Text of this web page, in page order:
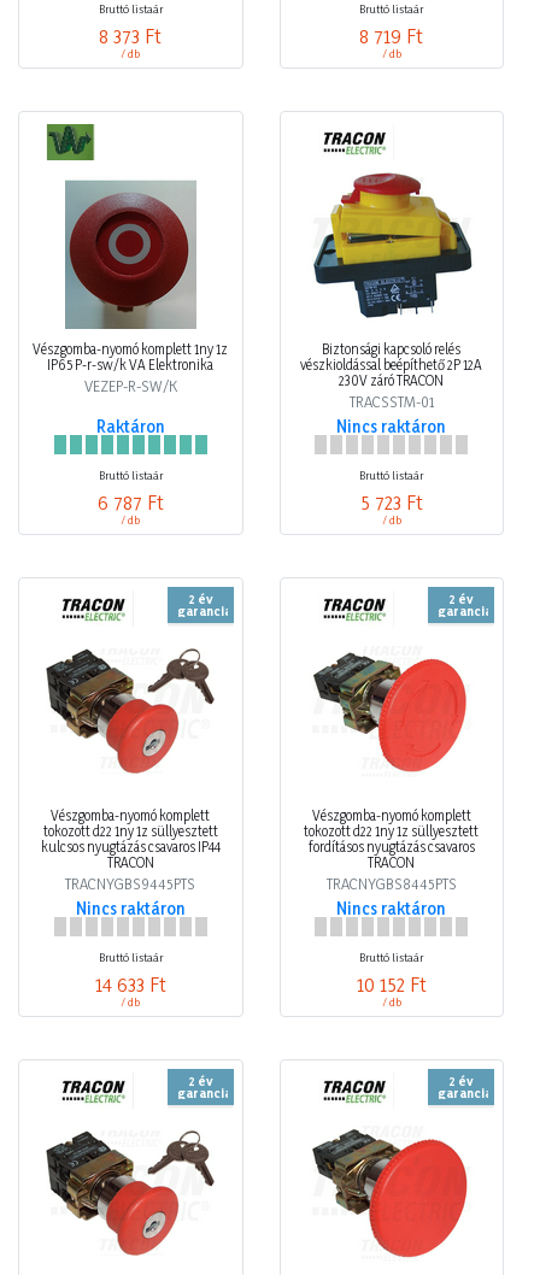
Bruttó listaár
8 373 Ft
/ db
Bruttó listaár
8 719 Ft
/ db
Vészgomba-nyomó komplett 1ny 1z
IP65 P-r-sw/k VA Elektronika
VEZEP-R-SW/K
Raktáron
Bruttó listaár
6 787 Ft
/ db
Biztonsági kapcsoló relés
vészkioldással beépíthető 2P 12A
230V záró TRACON
TRACSSTM-01
Nincs raktáron
Bruttó listaár
5 723 Ft
/ db
2 év
garancia
Vészgomba-nyomó komplett
tokozott d22 1ny 1z süllyesztett
kulcsos nyugtázás csavaros IP44
TRACON
TRACNYGBS9445PTS
Nincs raktáron
Bruttó listaár
14 633 Ft
/ db
2 év
garancia
Vészgomba-nyomó komplett
tokozott d22 1ny 1z süllyesztett
fordításos nyugtázás csavaros
TRACON
TRACNYGBS8445PTS
Nincs raktáron
Bruttó listaár
10 152 Ft
/ db
2 év
garancia
2 év
garancia